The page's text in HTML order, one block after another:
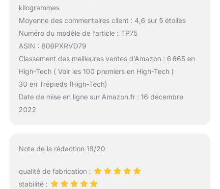
kilogrammes
Moyenne des commentaires client : 4,6 sur 5 étoiles
Numéro du modèle de l’article : TP75
ASIN : B0BPXRVD79
Classement des meilleures ventes d’Amazon : 6 665 en
High-Tech ( Voir les 100 premiers en High-Tech )
30 en Trépieds (High-Tech)
Date de mise en ligne sur Amazon.fr : 16 décembre
2022
Note de la rédaction 18/20
qualité de fabrication :
stabilité :